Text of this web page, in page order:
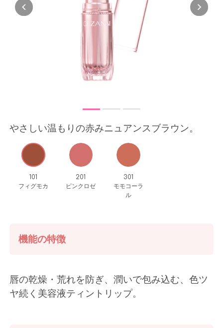
Previous Next
やさしい温もりの赤みニュアンスブラウン。
101
フィグモカ
201
ピンクロゼ
301
モモコーラ
ル
機能の特徴
唇の乾燥・荒れを防ぎ、潤いで包み込む、色ツ
ヤ続く美容液ティントリップ。